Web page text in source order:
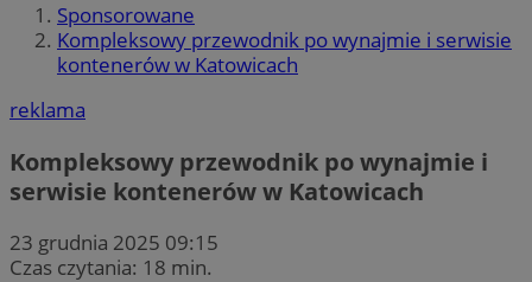
Sponsorowane
Kompleksowy przewodnik po wynajmie i serwisie
kontenerów w Katowicach
reklama
Kompleksowy przewodnik po wynajmie i
serwisie kontenerów w Katowicach
23 grudnia 2025 09:15
Czas czytania: 18 min.